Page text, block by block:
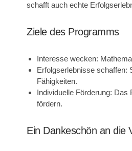
schafft auch echte
Ziele des Programms
Interesse wecken:
Erfolgserlebnisse schaffen:
Fähigkeiten.
Individuelle Förderung: Das
fördern.
Ein Dankeschön an die